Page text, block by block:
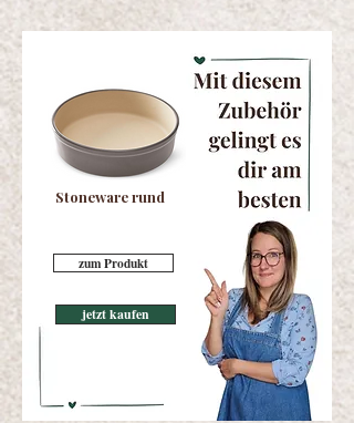
jetzt kaufen
zum Produkt
Stoneware rund